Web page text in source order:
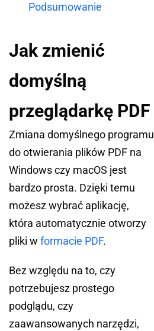
Podsumowanie
Jak zmienić
domyślną
przeglądarkę PDF
Zmiana domyślnego programu
do otwierania plików PDF na
Windows czy macOS jest
bardzo prosta. Dzięki temu
możesz wybrać aplikację,
która automatycznie otworzy
pliki w formacie PDF.
Bez względu na to, czy
potrzebujesz prostego
podglądu, czy
zaawansowanych narzędzi,